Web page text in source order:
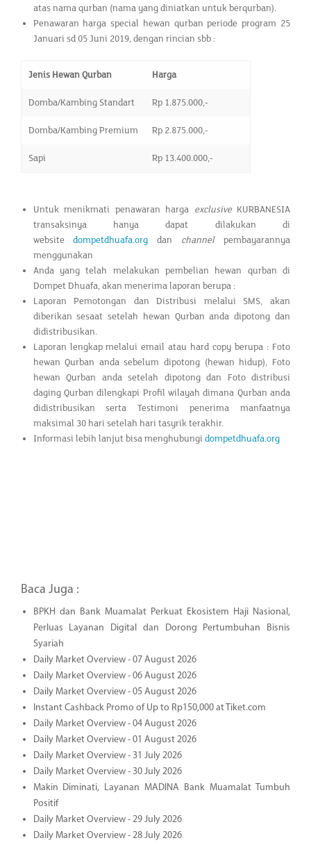
atas nama qurban (nama yang diniatkan untuk berqurban).
Penawaran harga special hewan qurban periode program 25
Januari sd 05 Juni 2019, dengan rincian sbb :
Jenis Hewan Qurban Harga
Domba/Kambing Standart Rp 1.875.000,-
Domba/Kambing Premium Rp 2.875.000,-
Sapi Rp 13.400.000,-
Untuk menikmati penawaran harga exclusiveKURBANESIA
transaksinya hanya dapat dilakukan di
websitedompetdhuafa.org dan channelpembayarannya
menggunakan
Anda yang telah melakukan pembelian hewan qurban di
Dompet Dhuafa, akan menerima laporan berupa :
Laporan Pemotongan dan Distribusi melalui SMS, akan
diberikan sesaat setelah hewan Qurban anda dipotong dan
didistribusikan.
Laporan lengkap melalui email atau hard copy berupa : Foto
hewan Qurban anda sebelum dipotong (hewan hidup), Foto
hewan Qurban anda setelah dipotong dan Foto distribusi
daging Qurban dilengkapi Profil wilayah dimana Qurban anda
didistribusikan serta Testimoni penerima manfaatnya
maksimal 30 hari setelah hari tasyrik terakhir.
Informasi lebih lanjut bisa menghubungi dompetdhuafa.org
Baca Juga :
BPKH dan Bank Muamalat Perkuat Ekosistem Haji Nasional,
Perluas Layanan Digital dan Dorong Pertumbuhan Bisnis
Syariah
Daily Market Overview - 07 August 2026
Daily Market Overview - 06 August 2026
Daily Market Overview - 05 August 2026
Instant Cashback Promo of Up to Rp150,000 at Tiket.com
Daily Market Overview - 04 August 2026
Daily Market Overview - 01 August 2026
Daily Market Overview - 31 July 2026
Daily Market Overview - 30 July 2026
Makin Diminati, Layanan MADINA Bank Muamalat Tumbuh
Positif
Daily Market Overview - 29 July 2026
Daily Market Overview - 28 July 2026